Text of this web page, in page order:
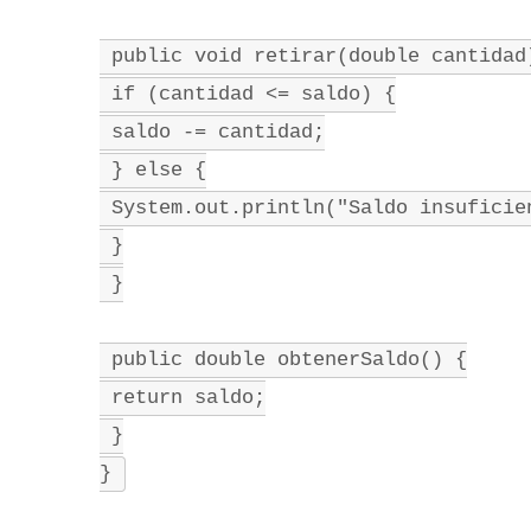
public void retirar(double
if (cantidad <= saldo) {
saldo -= cantidad;
} else {
System.out.println("Saldo
}
}
public double obtenerSaldo() {
return saldo;
}
}